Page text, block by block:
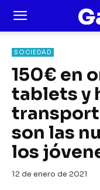
SOCIEDAD
150€ en
tablets y
son las
los
12 de enero de 2021